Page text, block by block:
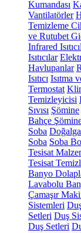
Kumandası
Vantilatörler
Temizleme
ve Rutubet
Infrared
Isıtıcılar
Havlupanlar
Isıtıcı Isıtma
Termostat
Temizleyicisi
Sıvısı Şömine
Bahçe
Soba
Soba Soba
Tesisat
Tesisat
Banyo
Lavabolu
Çamaşır
Sistemleri
Setleri Duş
Duş Setleri